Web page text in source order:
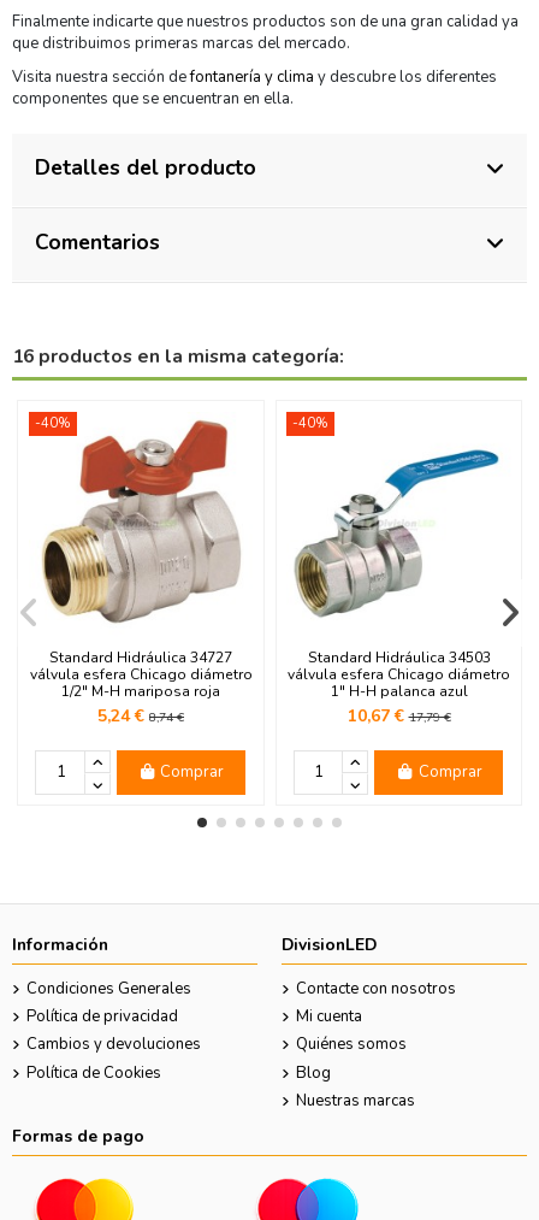
Finalmente indicarte que nuestros productos son de una gran calidad ya
que distribuimos primeras marcas del mercado.
Visita nuestra sección defontanería y clima y descubre los diferentes
componentes que se encuentran en ella.
Detalles del producto
Comentarios
16 productos en la misma categoría:
-40%
Standard Hidráulica 34727
válvula esfera Chicago diámetro
1/2" M-H mariposa roja
5,24 € 8,74 €
Comprar
-40%
Standard Hidráulica 34503
válvula esfera Chicago diámetro
1" H-H palanca azul
10,67 €17,79 €
Comprar
Información
Condiciones Generales
Política de privacidad
Cambios y devoluciones
Política de Cookies
DivisionLED
Contacte con nosotros
Mi cuenta
Quiénes somos
Blog
Nuestras marcas
Formas de pago